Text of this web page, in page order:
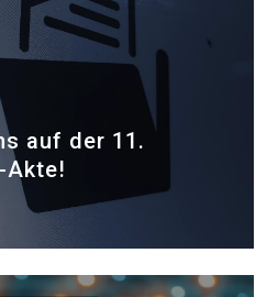
auf der 11.
Akte!